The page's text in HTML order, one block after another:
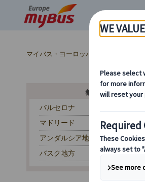
マイバス・ヨーロッパ
都市から探す
バルセロナ
マドリード
アンダルシア地方
バスク地方